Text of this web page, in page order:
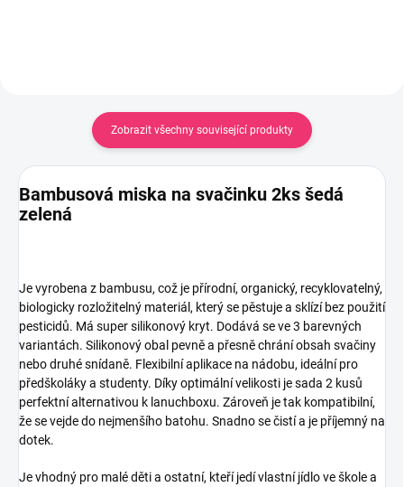
Zobrazit všechny související produkty
Bambusová miska na svačinku 2ks šedá
zelená
Je vyrobena z bambusu, což je přírodní, organický, recyklovatelný,
biologicky rozložitelný materiál, který se pěstuje a sklízí bez použití
pesticidů. Má super silikonový kryt. Dodává se ve 3 barevných
variantách. Silikonový obal pevně a přesně chrání obsah svačiny
nebo druhé snídaně. Flexibilní aplikace na nádobu, ideální pro
předškoláky a studenty. Díky optimální velikosti je sada 2 kusů
perfektní alternativou k lanuchboxu. Zároveň je tak kompatibilní,
že se vejde do nejmenšího batohu. Snadno se čistí a je příjemný na
dotek.
Je vhodný pro malé děti a ostatní, kteří jedí vlastní jídlo ve škole a